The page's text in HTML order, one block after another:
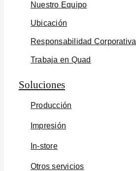
Nuestro Equipo
Ubicación
Responsabilidad Corporativa
Trabaja en Quad
Soluciones
Producción
Impresión
In-store
Otros servicios